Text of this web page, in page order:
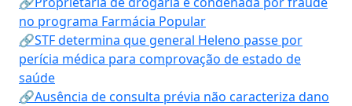
no programa Farmácia Popular
🔗STF determina que general Heleno passe por
perícia médica para comprovação de estado de
saúde
🔗Ausência de consulta prévia não caracteriza dano